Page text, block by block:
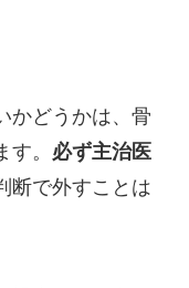
かどうかは、骨
。 必ず主治医
断で外すことは